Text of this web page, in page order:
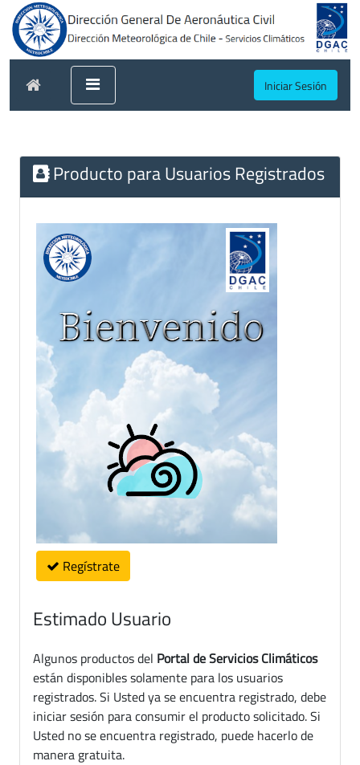
Iniciar Sesión
Producto para Usuarios Registrados
Regístrate
Estimado Usuario
Algunos productos del Portal de Servicios Climáticos
están disponibles solamente para los usuarios
registrados. Si Usted ya se encuentra registrado, debe
iniciar sesión para consumir el producto solicitado. Si
Usted no se encuentra registrado, puede hacerlo de
manera gratuita.